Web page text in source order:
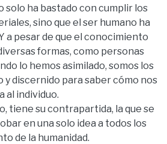
solo ha bastado con cumplir los
sino que el ser humano ha
a pesar de que el conocimiento
formas, como personas
lo hemos asimilado, somos los
y discernido para saber cómo nos
al individuo.
tiene su contrapartida, la que se
en una solo idea a todos los
de la humanidad.